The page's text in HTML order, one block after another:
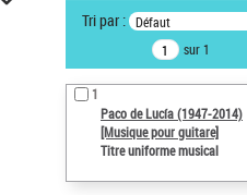
Recherche avancée dans les
notices d’autorité
Œuvres liées à l'auteur :
Paco de Lucía (1947-2014)
Type de notice d'autorité
Tri par : Défaut
sur 1
1
Paco de Lucía (1947-2014)
[Musique pour guitare]
Titre uniforme musical